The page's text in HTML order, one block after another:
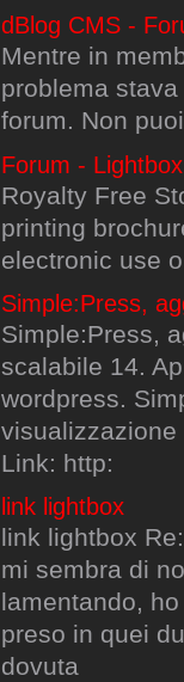
dBlog CMS -
Mentre in
problema
forum. Non
Forum -
Royalty Free
printing
electronic use
Simple:Press,
Simple:Press,
scalabile 14.
wordpress.
Link: http:
link lightbox
link lightbox
mi sembra di
lamentando,
preso in quei
dovuta